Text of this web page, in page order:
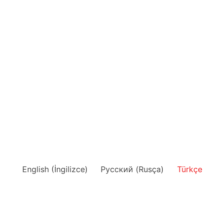
English(İngilizce) Русский (Rusça) Türkçe